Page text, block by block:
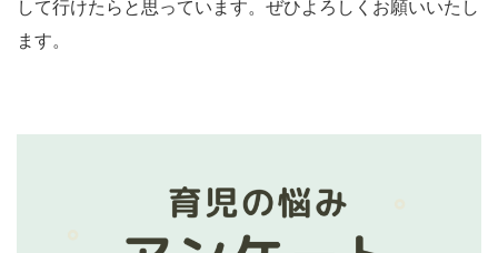
して行けたらと思っています。ぜひよろしくお願いいたし
ます。